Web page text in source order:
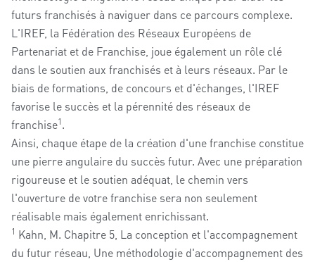
futurs franchisés à naviguer dans ce parcours complexe.
L'IREF, la Fédération des Réseaux Européens de
Partenariat et de Franchise, joue également un rôle clé
dans le soutien aux franchisés et à leurs réseaux. Par le
biais de formations, de concours et d'échanges, l'IREF
favorise le succès et la pérennité des réseaux de
franchise1 .
Ainsi, chaque étape de la création d'une franchise constitue
une pierre angulaire du succès futur. Avec une préparation
rigoureuse et le soutien adéquat, le chemin vers
l'ouverture de votre franchise sera non seulement
réalisable mais également enrichissant.
1 Kahn, M. Chapitre 5, La conception et l'accompagnement
du futur réseau, Une méthodologie d'accompagnement des